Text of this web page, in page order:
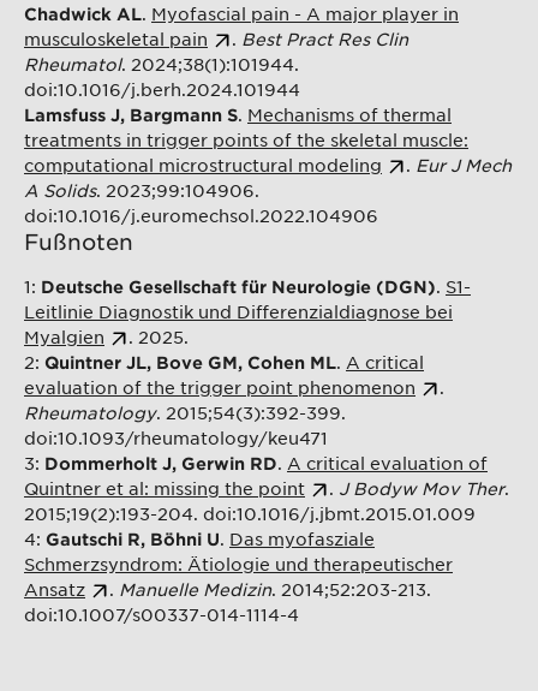
Chadwick AL. Myofascial pain - A major player in
musculoskeletal pain
. Best Pract Res Clin
Rheumatol. 2024;38(1):101944.
doi:10.1016/j.berh.2024.101944
Lamsfuss J, Bargmann S. Mechanisms of thermal
treatments in trigger points of the skeletal muscle:
computational microstructural modeling
. Eur J Mech
A Solids. 2023;99:104906.
doi:10.1016/j.euromechsol.2022.104906
Fußnoten
1: Deutsche Gesellschaft für Neurologie (DGN). S1-
Leitlinie Diagnostik und Differenzialdiagnose bei
Myalgien
. 2025.
2: Quintner JL, Bove GM, Cohen ML. A critical
evaluation of the trigger point phenomenon
.
Rheumatology. 2015;54(3):392-399.
doi:10.1093/rheumatology/keu471
3: Dommerholt J, Gerwin RD. A critical evaluation of
Quintner et al: missing the point
. J Bodyw Mov Ther.
2015;19(2):193-204. doi:10.1016/j.jbmt.2015.01.009
4: Gautschi R, Böhni U. Das myofasziale
Schmerzsyndrom: Ätiologie und therapeutischer
Ansatz
. Manuelle Medizin. 2014;52:203-213.
doi:10.1007/s00337-014-1114-4